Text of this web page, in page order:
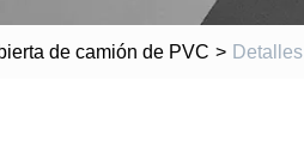
de camión de PVC > Detalles